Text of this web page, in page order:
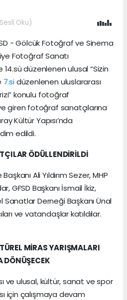
Oku)
- Gölcük Fotoğraf ve Sinema
Fotoğraf Sanatı
düzenlenen ulusal “Sizin
7.sidüzenlenen uluslararası
konulu fotoğraf
giren fotoğraf sanatçılarına
Kültür Yapısı’nda
edildi.
ÖDÜLLENDİRİLDİ
Ali Yıldırım Sezer, MHP
GFSD Başkanı İsmail İkiz,
Sanatlar Derneği Başkanı Ünal
ve vatandaşlar katıldılar.
MİRAS YARIŞMALARI
DÖNÜŞECEK
ve ulusal, kültür, sanat ve spor
için çalışmaya devam